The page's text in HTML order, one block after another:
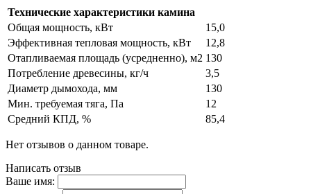
Технические характеристики камина
Общая мощность, кВт
15,0
Эффективная тепловая мощность, кВт
12,8
Отапливаемая площадь (усредненно), м2 130
Потребление древесины, кг/ч
3,5
Диаметр дымохода, мм
130
Мин. требуемая тяга, Па
12
Средний КПД, %
85,4
Нет отзывов о данном товаре.
Написать отзыв
Ваше имя: